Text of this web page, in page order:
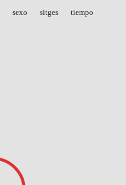
sexo sitges
tiempo